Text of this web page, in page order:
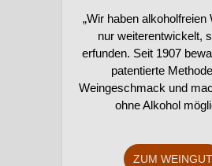
„Wir haben alkoholfreien
nur weiterentwickelt,
erfunden. Seit 1907
patentierte
Weingeschmack und
ohne Alkohol
ZUM WEINGUT